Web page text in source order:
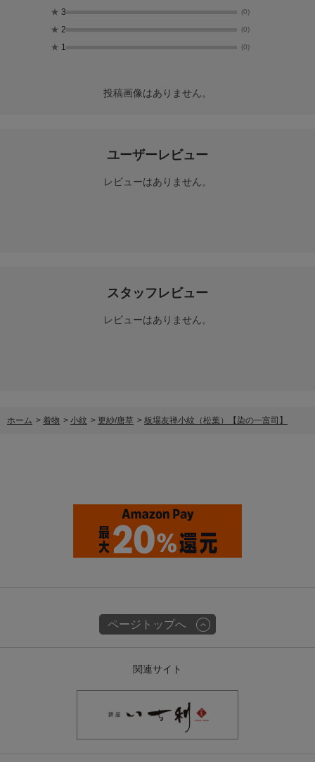
★ 3 (0)
★ 2 (0)
★ 1 (0)
投稿画像はありません。
ユーザーレビュー
レビューはありません。
スタッフレビュー
レビューはありません。
ホーム > 着物 > 小紋 > 更紗/唐草 > 板場友禅小紋（松葉）【染の一富司】
ページトップへ
関連サイト